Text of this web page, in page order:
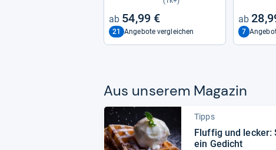
54,99 €
21 Angebote vergleichen 7
Aus unse­rem Maga­zin
Tipps
Fluf­fig und lecker:
ein Gedicht